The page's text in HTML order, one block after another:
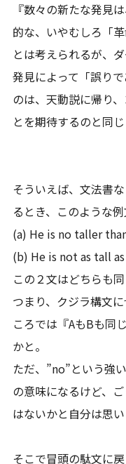
『数々の新たな発見
的な、いやむしろ「
とは考えられるが、
発見によって「誤り
のは、天動説に帰り
とを期待するのと同
そういえば、文法書
るとき、このような
(a) He is no taller
(b) He is not as tall
この２文はどちらも
つまり、クジラ構文
ころでは『AもBも同
かと。
ただ、”no”という強
の意味になるけど、
はないかと自分は思い
そこで冒頭の駄文に戻